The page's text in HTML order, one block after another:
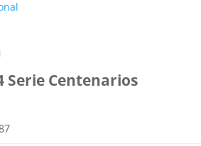
Serie Centenarios